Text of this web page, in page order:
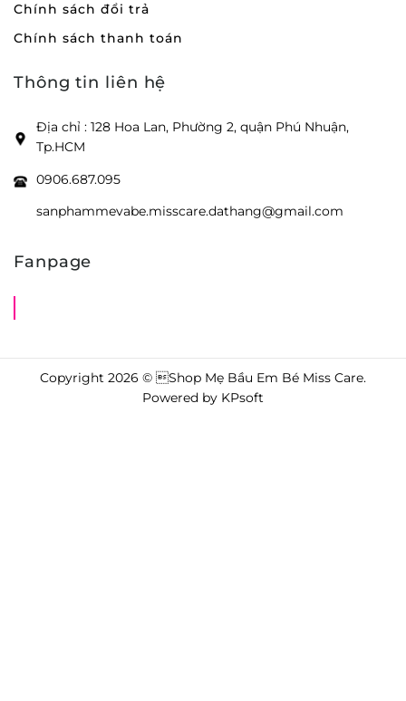
Chính sách đổi trả
Chính sách thanh toán
Thông tin liên hệ
Địa chỉ : 128 Hoa Lan, Phường 2, quận Phú Nhuận,
Tp.HCM
0906.687.095
sanphammevabe.misscare.dathang@gmail.com
Fanpage
Copyright 2026 © Shop Mẹ Bầu Em Bé Miss Care.
Powered by KPsoft